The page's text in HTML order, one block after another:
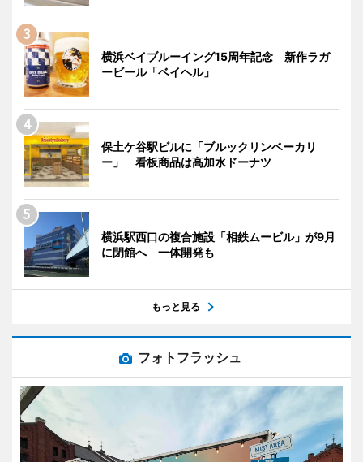
横浜ベイブルーイング15周年記念 新作ラガ
ービール「ベイヘル」
保土ケ谷駅ビルに「ブルックリンベーカリ
ー」 看板商品は高加水ドーナツ
横浜駅西口の複合施設「相鉄ムービル」が9月
に閉館へ 一体開発も
もっと見る
フォトフラッシュ